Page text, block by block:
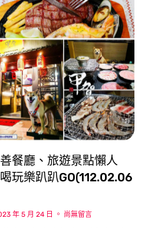
餐廳、旅遊景點懶人
玩樂趴趴GO(112.02.06
年 5 月 24 日 尚無留言